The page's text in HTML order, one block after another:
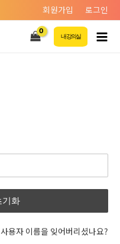
회원가입 로그인
내 강의실
사용자 이름을 잊어버리셨나요?